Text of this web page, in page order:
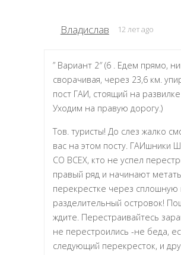
Владислав 12 лет ago
” Вариант 2″ (6 . Едем прямо,
сворачивая, через 23,6 км.
пост ГАИ, стоящий на
Уходим на правую дорогу.)
Тов. туристы! До слез жалко
вас на этом посту. ГАИшники
СО ВСЕХ, кто не успел
правый ряд и начинают
перекрестке через сплошную
разделительный островок!
ждите. Перестраивайтесь
не перестроились -не беда,
следующий перекресток, и